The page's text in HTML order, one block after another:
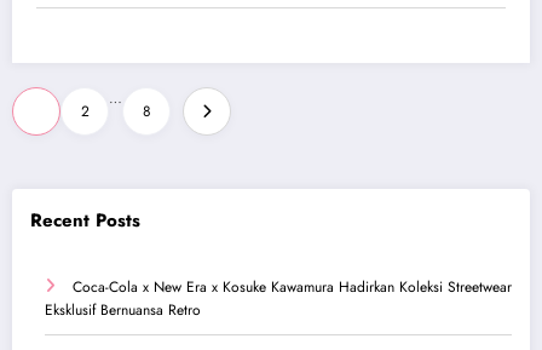
Posts
pagination
2
…
8
Recent Posts
Coca-Cola x New Era x Kosuke Kawamura Hadirkan Koleksi Streetwear
Eksklusif Bernuansa Retro